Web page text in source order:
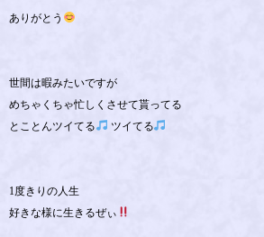
ありがとう
世間は暇みたいですが
めちゃくちゃ忙しくさせて貰ってる
とことんツイてる
ツイてる
1度きりの人生
好きな様に生きるぜぃ